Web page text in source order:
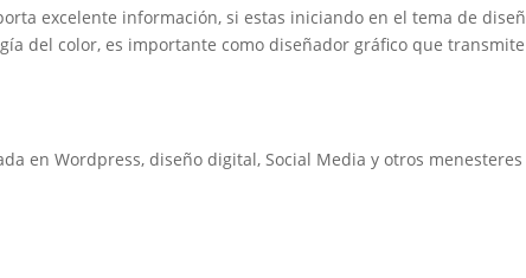
excelente información, si estas iniciando en el tema de
del color, es importante como diseñador gráfico que
en Wordpress, diseño digital, Social Media y otros